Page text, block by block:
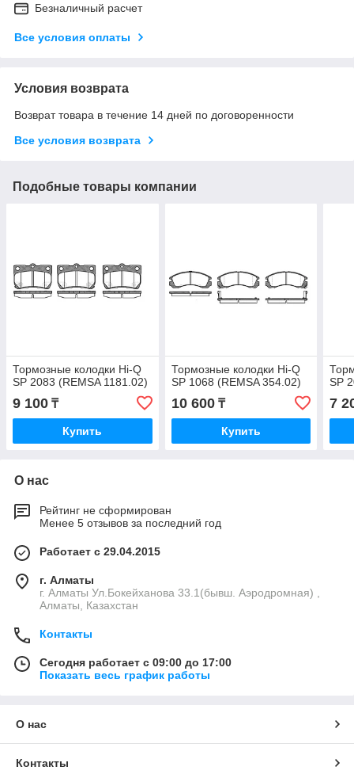
Безналичный расчет
Все условия оплаты
Условия возврата
Возврат товара в течение 14 дней по договоренности
Все условия возврата
Подобные товары компании
Тормозные колодки Hi-Q
SP 2083 (REMSA 1181.02)
9 100 ₸
Купить
Тормозные колодки Hi-Q
SP 1068 (REMSA 354.02)
10 600₸
Купить
SP
7
О нас
Рейтинг не сформирован
Менее 5 отзывов за последний год
Работает с 29.04.2015
г. Алматы
г. Алматы Ул.Бокейханова 33.1(бывш. Аэродромная) ,
Алматы, Казахстан
Контакты
Сегодня работает с 09:00 до 17:00
Показать весь график работы
О нас
Контакты